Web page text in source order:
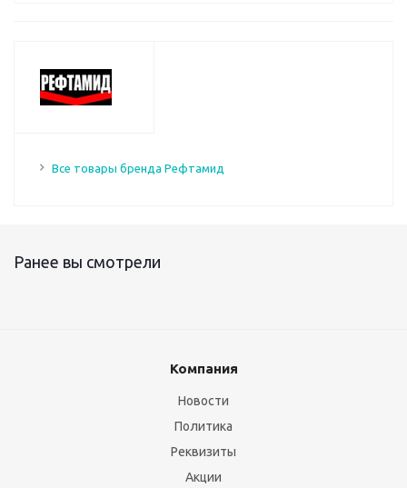
Все товары бренда Рефтамид
Ранее вы смотрели
Компания
Новости
Политика
Реквизиты
Акции